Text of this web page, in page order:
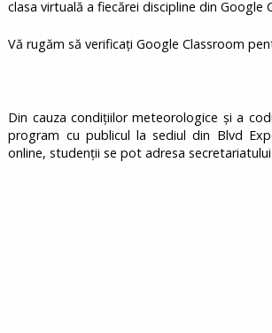
clasa virtuală a fiecărei discipline din Google
Vă rugăm să verificați Google Classroom
Din cauza condițiilor meteorologice și a
program cu publicul la sediul din Blvd
online, studenții se pot adresa